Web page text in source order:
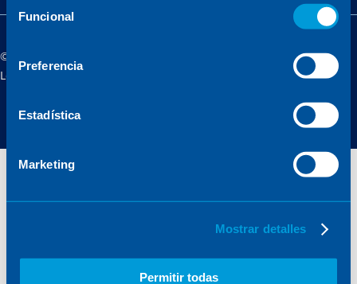
de Funcional
Preferencia
Estadística
Marketing
Mostrar detalles
Permitir todas
©Sener - Sener Group 2026
Legal noticePrivacy policy